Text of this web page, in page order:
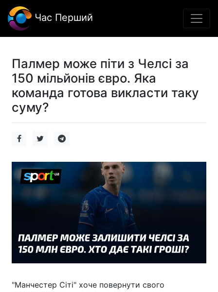
Час Перший
Палмер може піти з Челсі за
150 мільйонів євро. Яка
команда готова викласти таку
суму?
"Манчестер Сіті" хоче повернути свого